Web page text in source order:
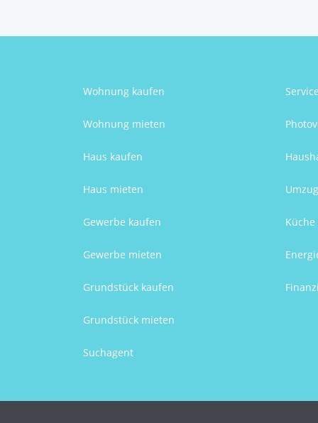
Wohnung kaufen
Wohnung mieten
Haus kaufen
Haus mieten
Gewerbe kaufen
Gewerbe mieten
Grundstück kaufen
Grundstück mieten
Suchagent